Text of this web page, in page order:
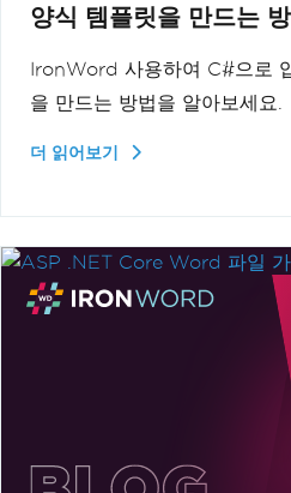
양식 템플릿을 만드는
IronWord 사용하여 C#으로
을 만드는 방법을 알아보세요.
더 읽어보기